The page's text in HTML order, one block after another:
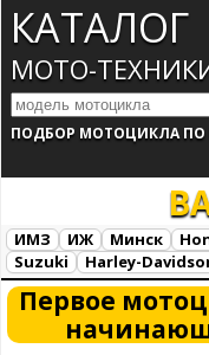
КАТАЛОГ
МОТО-
ПОДБОР МОТОЦИКЛА ПО
ИМЗ ИЖ Минск
Suzuki
Harley-
Все марки
Загрузка...
Первое